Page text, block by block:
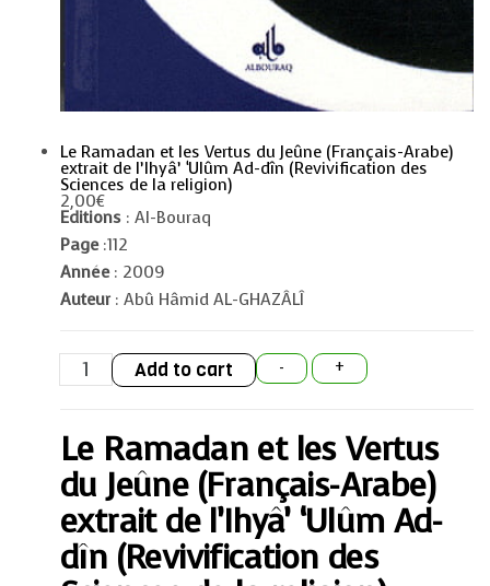
Le Ramadan et les Vertus du Jeûne (Français-Arabe)
extrait de l’Ihyâ’ ‘Ulûm Ad-dîn (Revivification des
Sciences de la religion)
2,00€
Editions : Al-Bouraq
Page:112
Année : 2009
Auteur : Abû Hâmid AL-GHAZÂLÎ
-
Le
Ramadan
et
du
Jeûne
(Français-
Arabe)
extrait
de
l'Ihyâ'
'Ulûm
Ad-
+
Add to cart
Le Ramadan et les Vertus
du Jeûne (Français-Arabe)
extrait de l’Ihyâ’ ‘Ulûm Ad-
dîn (Revivification des